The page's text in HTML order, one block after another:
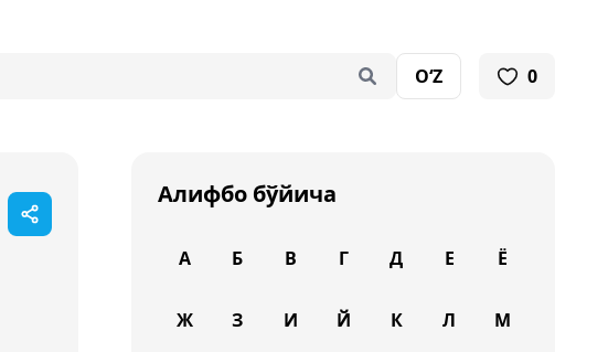
O‘Z 0
Алифбо бўйича
А Б В Г Д Е Ё
Ж З И Й К Л М